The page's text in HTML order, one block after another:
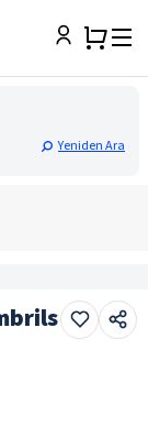
Yeniden Ara